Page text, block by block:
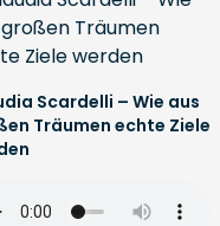
Scardelli – Wie aus
Träumen echte Ziele